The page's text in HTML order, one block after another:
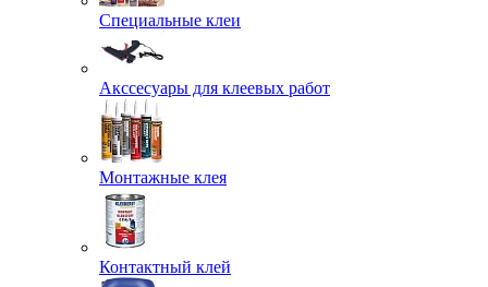
Специальные клеи
Акссесуары для клеевых работ
Монтажные клея
Контактный клей